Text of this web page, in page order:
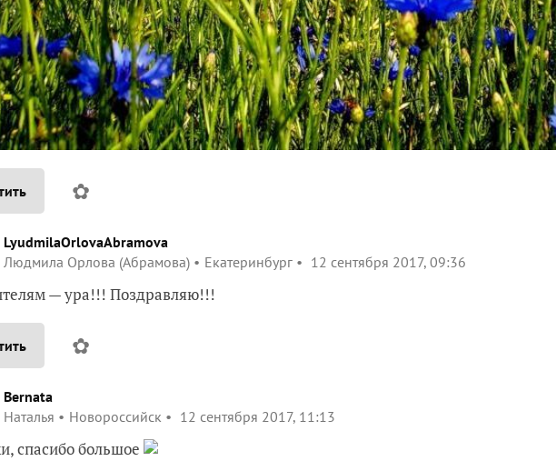
✿
LyudmilaOrlovaAbramova
Людмила Орлова (Абрамова)
Екатеринбург 12 сентября 2017, 09:36
— ура!!! Поздравляю!!!
✿
Bernata
Наталья
Новороссийск 12 сентября 2017, 11:13
спасибо большое